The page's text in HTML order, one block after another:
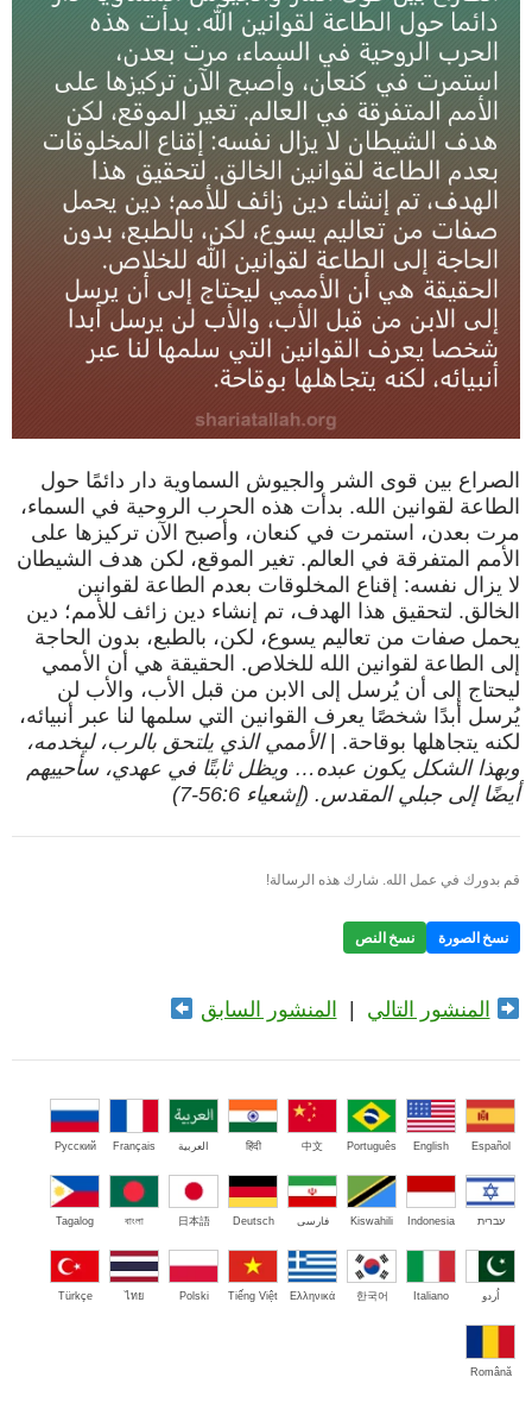
الصراع بين قوى الشر والجيوش السماوية دار دائمًا حول
الطاعة لقوانين الله. بدأت هذه الحرب الروحية في السماء،
مرت بعدن، استمرت في كنعان، وأصبح الآن تركيزها على
الأمم المتفرقة في العالم. تغير الموقع، لكن هدف الشيطان
لا يزال نفسه: إقناع المخلوقات بعدم الطاعة لقوانين
الخالق. لتحقيق هذا الهدف، تم إنشاء دين زائف للأمم؛ دين
يحمل صفات من تعاليم يسوع، لكن، بالطبع، بدون الحاجة
إلى الطاعة لقوانين الله للخلاص. الحقيقة هي أن الأممي
ليحتاج إلى أن يُرسل إلى الابن من قبل الأب، والأب لن
يُرسل أبدًا شخصًا يعرف القوانين التي سلمها لنا عبر أنبيائه،
لكنه يتجاهلها بوقاحة. |الأممي الذي يلتحق بالرب، ليخدمه،
وبهذا الشكل يكون عبده… ويظل ثابتًا في عهدي، سأحييهم
أيضًا إلى جبلي المقدس. (إشعياء 56:6-7)
قم بدورك في عمل الله. شارك هذه الرسالة!
نسخ الصورة نسخ النص
المنشور التالي المنشور السابق
Español
English
Português
中文
हिंदी العربية Français
Русский
עברית Indonesia
Kiswahili فارسی Deutsch
日本語
বাংলা
Tagalog
اُردو Italiano
한국어
Ελληνικά
Tiếng Việt
Polski
ไทย
Türkçe
Română